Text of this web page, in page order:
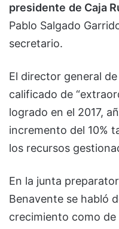
presidente de Caja
Pablo Salgado
secretario.
El director general
calificado de
logrado en el 2017,
incremento del 10%
los recursos
En la junta
Benavente se habló
crecimiento como de